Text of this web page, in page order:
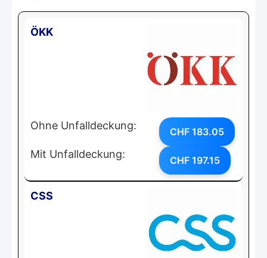
ÖKK
Ohne Unfalldeckung: CHF 183.05
Mit Unfalldeckung: CHF 197.15
CSS